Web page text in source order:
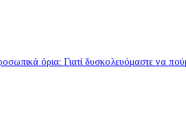
όρια: Γιατί δυσκολευόμαστε να